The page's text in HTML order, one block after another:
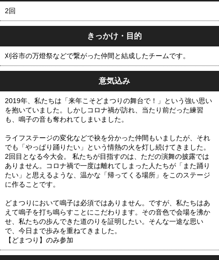
2回
きっかけ・目的
刈谷市の万燈祭などで繋がった仲間と結成したチームです。
意気込み
2019年、私たちは「来年こそどまつりの舞台で！」という強い思い
を抱いていました。しかしコロナ禍が訪れ、当たり前だった練習
も、鳴子の音も奪われてしまいました。
ライフステージの変化などで袂を分かった仲間もいましたが、それ
でも「やっぱり踊りたい」という情熱の火を灯し続けてきました。
2回目となる今大会。 私たちが目指すのは、ただの演舞の披露では
ありません。コロナ禍で一度は離れてしまった人たちが「また踊り
たい」と思えるような、温かな「帰ってくる場所」をこのステージ
に作ることです。
どまつりにおいて鳴子は必須ではありません。ですが、私たちはあ
えて鳴子を打ち鳴らすことにこだわります。その音色で会場を沸か
せ、私たちの歩んできた道のりを証明したい。そんな一途な思い
で、今日まで歩みを重ねてきました。
【どまつり】のみ参加